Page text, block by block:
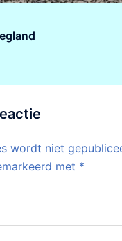
wordt niet
met *